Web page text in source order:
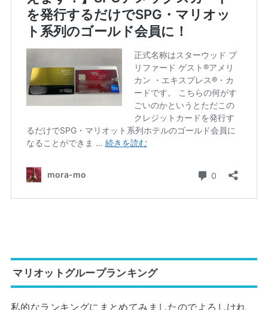
マリオットグループランキング
私的なランキングにまとめてみましたのでよろしけれ